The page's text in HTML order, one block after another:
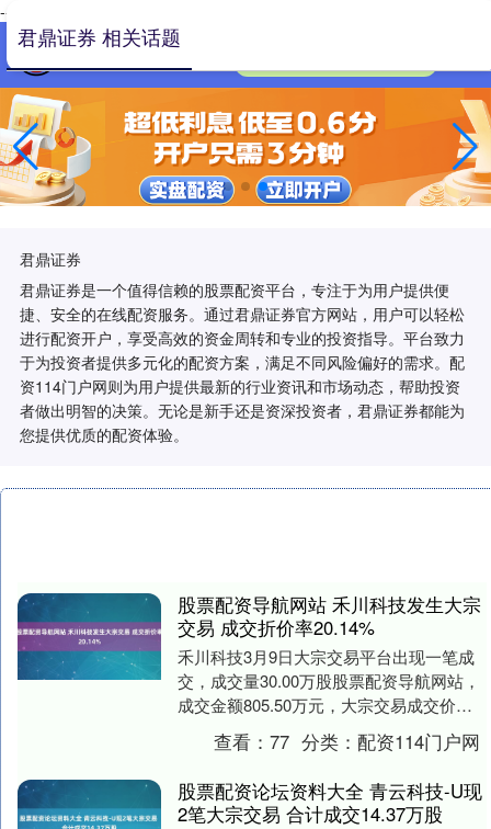
-->
君鼎证券
君鼎证券是一个值得信赖的股票配资平台，专注于为用户提供便
捷、安全的在线配资服务。通过君鼎证券官方网站，用户可以轻松
进行配资开户，享受高效的资金周转和专业的投资指导。平台致力
于为投资者提供多元化的配资方案，满足不同风险偏好的需求。配
资114门户网则为用户提供最新的行业资讯和市场动态，帮助投资
者做出明智的决策。无论是新手还是资深投资者，君鼎证券都能为
您提供优质的配资体验。
君鼎证券 相关话题
股票配资导航网站 禾川科技发生大宗
交易 成交折价率20.14%
禾川科技3月9日大宗交易平台出现一笔成
交，成交量30.00万股股票配资导航网站，
成交金额805.50万元，大宗交易成交价为
26.85元，相对今日收盘价折价20.....
查看：77 分类：配资114门户网
股票配资论坛资料大全 青云科技-U现
2笔大宗交易 合计成交14.37万股